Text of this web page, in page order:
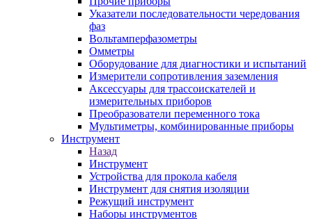
Указатели последовательности чередования
фаз
Вольтамперфазометры
Омметры
Оборудование для диагностики и испытаний
Измерители сопротивления заземления
Аксессуары для трассоискателей и
измерительных приборов
Преобразователи переменного тока
Мультиметры, комбинированные приборы
Инструмент
Назад
Инструмент
Устройства для прокола кабеля
Инструмент для снятия изоляции
Режущий инструмент
Наборы инструментов